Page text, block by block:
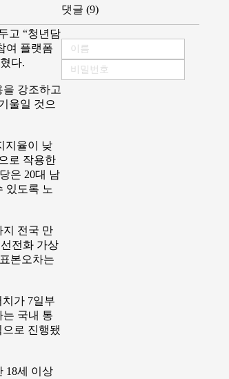
고 “청년담
여 플랫폼
다.
강조하고
울일 것으
지율이 낮
로 작용한
은 20대 남
있도록 노
지 전국 만
전화 가상
본오차는
가 7일부
는 국내 통
로 진행됐
18세 이상
댓글 (9)